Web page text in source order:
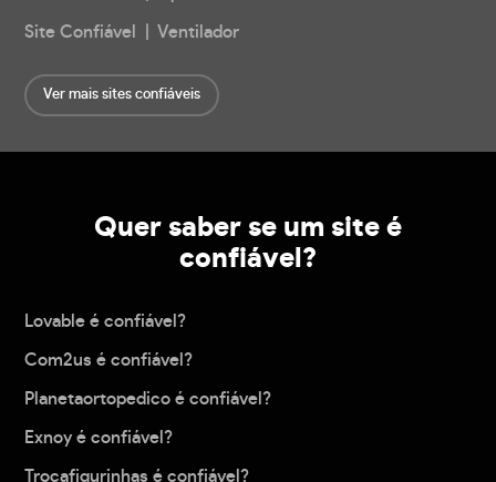
Site Confiável | Ventilador
Ver mais sites confiáveis
Quer saber se um site é
confiável?
Lovable é confiável?
Com2us é confiável?
Planetaortopedico é confiável?
Exnoy é confiável?
Trocafigurinhas é confiável?